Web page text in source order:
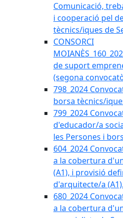
Comunicació,
i cooperació pel
tècnics/iques de
CONSORCI
de suport
(segona
798_2024
borsa tècnics/
799_2024
d'educador/a
les Persones i
604_2024
a la cobertura
(A1), i provisió
d'arquitecte/a (A1).
680_2024
a la cobertura